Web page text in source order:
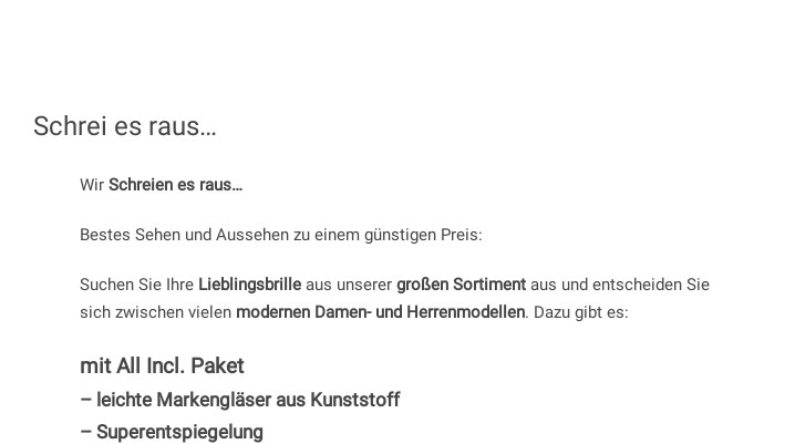
Schrei es raus…
Wir Schreien es raus…
Bestes Sehen und Aussehen zu einem günstigen Preis:
Suchen Sie Ihre Lieblingsbrilleaus unserer großen Sortimentaus und entscheiden Sie
sich zwischen vielen modernen Damen- und Herrenmodellen. Dazu gibt es:
mit All Incl. Paket
– leichte Markengläser aus Kunststoff
– Superentspiegelung